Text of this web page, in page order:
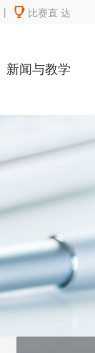
 比赛直 达
新闻与教学